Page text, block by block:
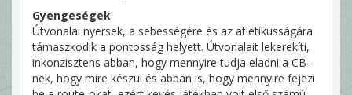
Gyengeségek
Útvonalai nyersek, a sebességére és az atletikusságára
támaszkodik a pontosság helyett. Útvonalait lekerekíti,
inkonzisztens abban, hogy mennyire tudja eladni a CB-
nek, hogy mire készül és abban is, hogy mennyire fejezi